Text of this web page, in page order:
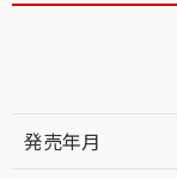
発売年月